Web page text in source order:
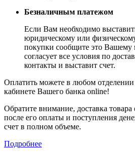
Безналичным платежом
Если Вам необходимо
юридическому или
покупки сообщите это
согласует все условия по
контакты и выставит счет.
Оплатить можете в любом
кабинете Вашего банка online!
Обратите внимание, доставка товара
после его оплаты и поступления
счет в полном объеме.
Подробнее